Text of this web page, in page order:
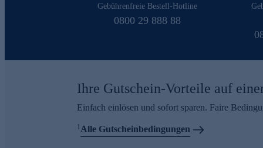
Gebührenfreie Bestell-Hotline
0800 29 888 88
Ihre Gutschein-Vorteile auf
Einfach einlösen und sofort sparen. Faire
1Alle Gutscheinbedingungen